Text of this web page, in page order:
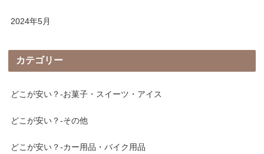
2024年5月
カテゴリー
どこが安い？-お菓子・スイーツ・アイス
どこが安い？-その他
どこが安い？-カー用品・バイク用品